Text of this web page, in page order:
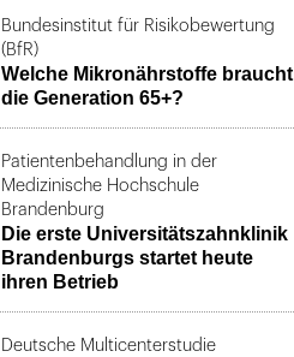
Bundesinstitut für Risikobewertung
(BfR)
Welche Mikronährstoffe braucht
die Generation 65+?
Patientenbehandlung in der
Medizinische Hochschule
Brandenburg
Die erste Universitätszahnklinik
Brandenburgs startet heute
ihren Betrieb
Deutsche Multicenterstudie